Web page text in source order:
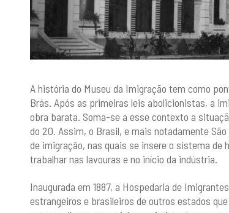
A história do Museu da Imigração tem como
Brás. Após as primeiras leis abolicionistas, a
obra barata. Soma-se a esse contexto a
do 20. Assim, o Brasil, e mais notadamente
de imigração, nas quais se insere o sistema de
trabalhar nas lavouras e no início da indústria.
Inaugurada em 1887, a Hospedaria de
estrangeiros e brasileiros de outros estados